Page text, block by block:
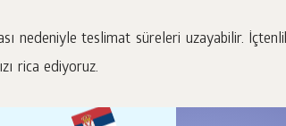
nedeniyle teslimat süreleri uzayabilir.
rica ediyoruz.